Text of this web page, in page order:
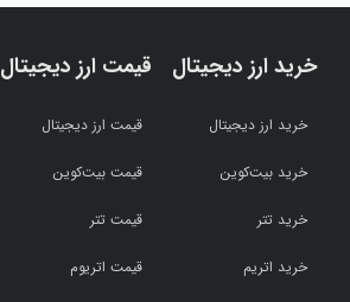
خرید ارز دیجیتال
خرید ارز دیجیتال
خرید بیت‌کوین
خرید تتر
خرید اتریم
قیمت ارز دیجیتال
قیمت ارز دیجیتال
قیمت بیت‌کوین
قیمت تتر
قیمت اتریوم